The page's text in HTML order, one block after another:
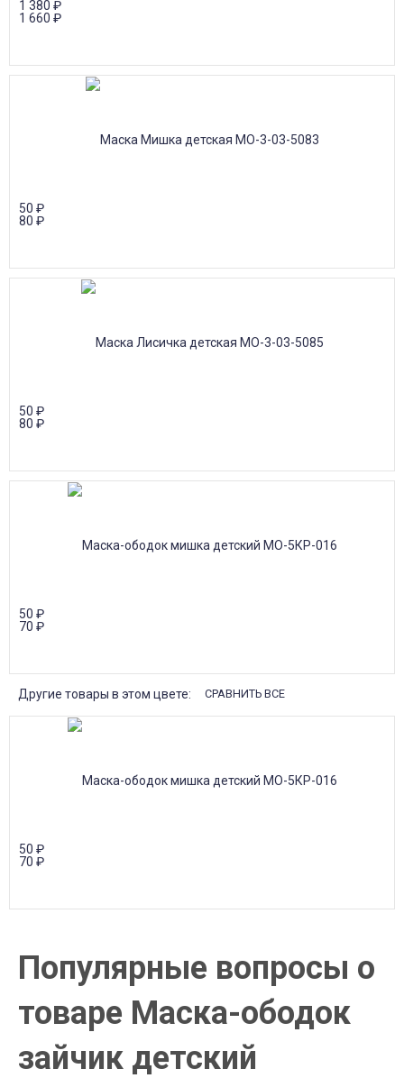
1 380 ₽
1 660 ₽
50 ₽
80 ₽
50 ₽
80 ₽
50 ₽
70 ₽
Другие товары в этом цвете: СРАВНИТЬ ВСЕ
50 ₽
70 ₽
Популярные вопросы о
товаре Маска-ободок
зайчик детский